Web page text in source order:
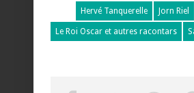
Hervé Tanquerelle Jorn Riel
Le Roi Oscar et autres racontars